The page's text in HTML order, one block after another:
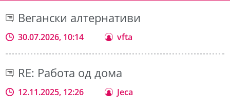
Вегански алтернативи
30.07.2026, 10:14 vfta
RE: Работа од дома
12.11.2025, 12:26 Jeca